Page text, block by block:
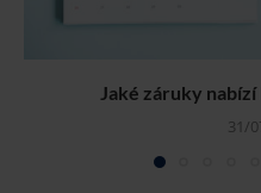
Jaké záruky
31/